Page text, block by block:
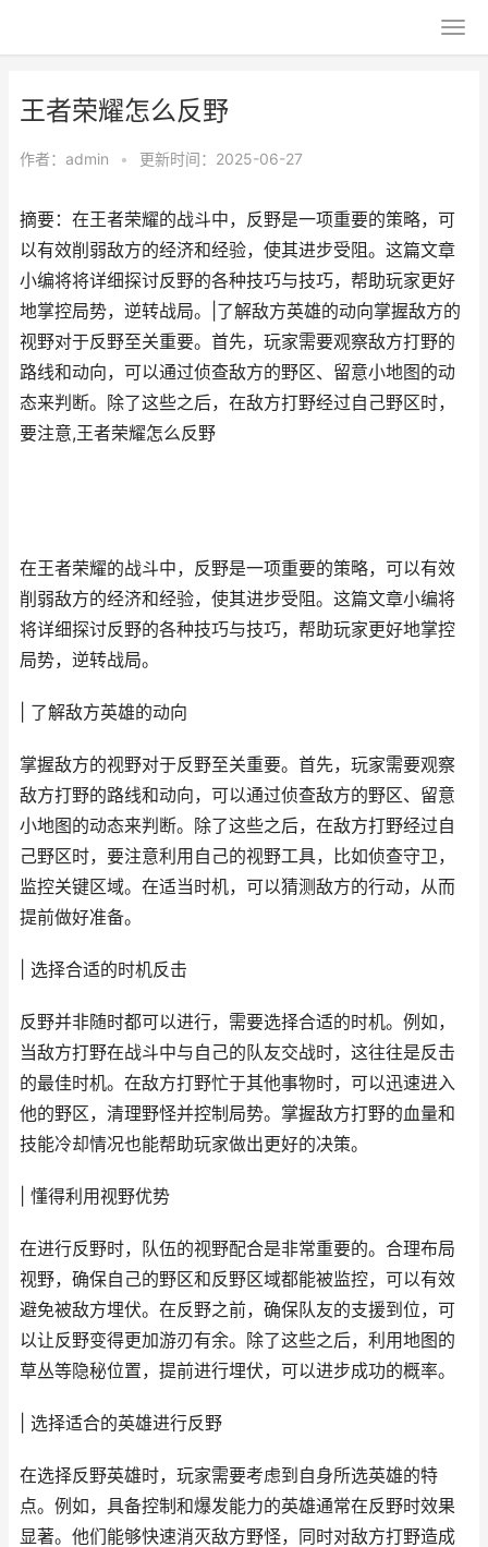
王者荣耀怎么反野
作者： admin • 更新时间：2025-06-27
摘要：在王者荣耀的战斗中，反野是一项重要的策略，可
以有效削弱敌方的经济和经验，使其进步受阻。这篇文章
小编将将详细探讨反野的各种技巧与技巧，帮助玩家更好
地掌控局势，逆转战局。|了解敌方英雄的动向掌握敌方的
视野对于反野至关重要。首先，玩家需要观察敌方打野的
路线和动向，可以通过侦查敌方的野区、留意小地图的动
态来判断。除了这些之后，在敌方打野经过自己野区时，
要注意,王者荣耀怎么反野
在王者荣耀的战斗中，反野是一项重要的策略，可以有效
削弱敌方的经济和经验，使其进步受阻。这篇文章小编将
将详细探讨反野的各种技巧与技巧，帮助玩家更好地掌控
局势，逆转战局。
| 了解敌方英雄的动向
掌握敌方的视野对于反野至关重要。首先，玩家需要观察
敌方打野的路线和动向，可以通过侦查敌方的野区、留意
小地图的动态来判断。除了这些之后，在敌方打野经过自
己野区时，要注意利用自己的视野工具，比如侦查守卫，
监控关键区域。在适当时机，可以猜测敌方的行动，从而
提前做好准备。
| 选择合适的时机反击
反野并非随时都可以进行，需要选择合适的时机。例如，
当敌方打野在战斗中与自己的队友交战时，这往往是反击
的最佳时机。在敌方打野忙于其他事物时，可以迅速进入
他的野区，清理野怪并控制局势。掌握敌方打野的血量和
技能冷却情况也能帮助玩家做出更好的决策。
| 懂得利用视野优势
在进行反野时，队伍的视野配合是非常重要的。合理布局
视野，确保自己的野区和反野区域都能被监控，可以有效
避免被敌方埋伏。在反野之前，确保队友的支援到位，可
以让反野变得更加游刃有余。除了这些之后，利用地图的
草丛等隐秘位置，提前进行埋伏，可以进步成功的概率。
| 选择适合的英雄进行反野
在选择反野英雄时，玩家需要考虑到自身所选英雄的特
点。例如，具备控制和爆发能力的英雄通常在反野时效果
显著。他们能够快速消灭敌方野怪，同时对敌方打野造成